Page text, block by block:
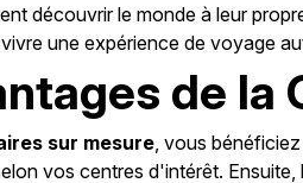
découvrir le monde à leur
une expérience de voyage
de
sur mesure, vous
vos centres d'intérêt. Ensuite,